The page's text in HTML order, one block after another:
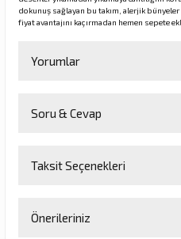
dokunuş sağlayan bu takım, alerjik
fiyat avantajını kaçırmadan hemen sepete
Yorumlar
Soru & Cevap
Taksit Seçenekleri
Önerileriniz